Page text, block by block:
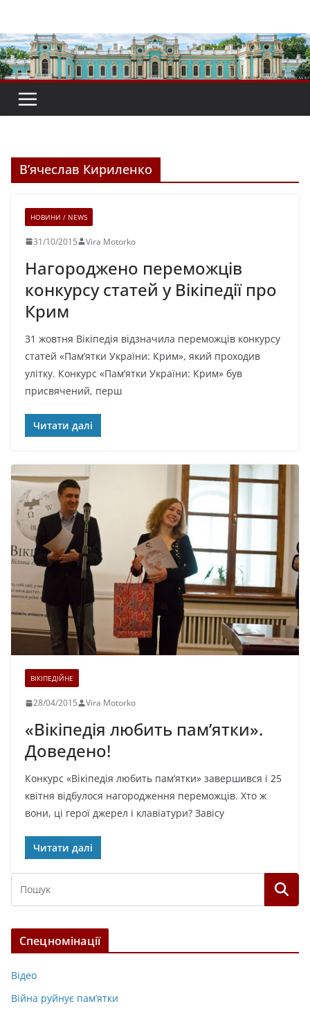
вмісту
В’ячеслав Кириленко
НОВИНИ / NEWS
31/10/2015 Vira Motorko
Нагороджено переможців
конкурсу статей у Вікіпедії про
Крим
31 жовтня Вікіпедія відзначила переможців конкурсу
статей «Пам’ятки України: Крим», який проходив
улітку. Конкурс «Пам’ятки України: Крим» був
присвячений, перш
Читати далі
ВІКІПЕДІЙНЕ
28/04/2015 Vira Motorko
«Вікіпедія любить пам’ятки».
Доведено!
Конкурс «Вікіпедія любить пам’ятки» завершився і 25
квітня відбулося нагородження переможців. Хто ж
вони, ці герої джерел і клавіатури? Завісу
Читати далі
Спецномінації
Відео
Війна руйнує пам’ятки